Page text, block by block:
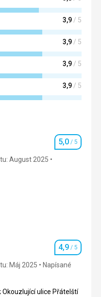
3,9/ 5
3,9/ 5
3,9/ 5
3,9/ 5
Hodnotenie
5,0 / 5
August 2025
5,0/ 5
5,0
Hodnotenie
4,9 / 5
Máj 2025
Napísané
ulice Přátelští